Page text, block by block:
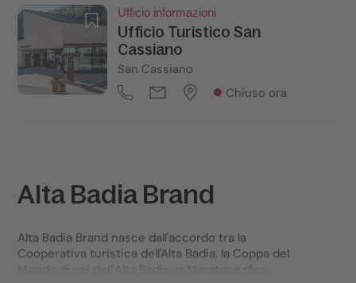
Ufficio informazioni
Ufficio Turistico San
Cassiano
San Cassiano
Chiuso ora
Alta Badia Brand
Alta Badia Brand nasce dall'accordo tra la
Cooperativa turistica dell'Alta Badia, la Coppa del